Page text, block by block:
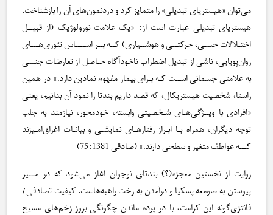
می‌توان «هیستریای تبدیلی» را متمایز کرد و دردنمون‌های آن را بازشناخت.
هیستریای تبدیلی عبارت است از: «یک علامت نورولوژیک (از قبیــل
اختـلالات حسـی، حرکتــی و هوشــیاری) کــه بــر اســــاس تئوری‌هـــای
روان‌پویایی، ناشی از تبدیل اضطراب ناخودآگاه حـاصل از تعارضات جنسی
به علامتی جسمانی اســت کـه بـرای بیمار مفهوم نمادین دارد.» در همین
راستا، شخصیت هیستریکال، که قصد داریم بندتا را نمود آن بدانیم، یعنی
«افرادی با ویــژگی‌هـای شـخصیتی وابسته، خودمحور، نیازمند به جلب
توجه دیگران، همراه بـا ابـراز رفتارهـای نمایشـی و بیانـات اغراق‌آمـیزند
کـــه عواطف متغیر و سطحی دارند.» (صادقی 75:1381)
روایت از نخستین معجزه(؟) بندتای نوجوان آغاز می‌شود که در مسیر
پیوستن به صومعه پسکیا و درآمدن به رخت راهبه‌هاست. کیفیت تصادفی/
فانتزی‌گونه این کرامت، با در پرده ماندن چگونگی بروز زخم‌های مسیح